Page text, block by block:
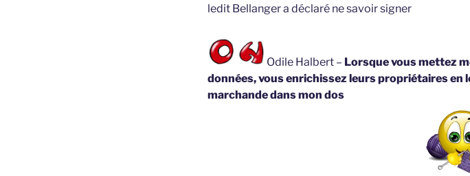
ledit Bellanger a déclaré ne savoir signer
Odile Halbert – Lorsque vous mettez
données, vous enrichissez leurs propriétaires
marchande dans mon dos